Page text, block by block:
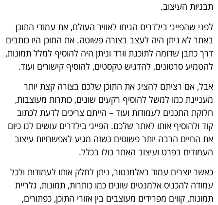
תבניות העיצוב.
לפני שהפייג׳ בילדרים הגיחו לאוויר העולם, את עמודי התוכן
באתר לא ניתן היה לעצב בצורה פשוטה. את התוכן היו כותבים
דרך כתבן שדומה לתוכנת וורד וניתן היה להוסיף למלל תמונות,
להטמיע סרטונים, להדגיש טקסטים, להוסיף קישורים ועוד.
אבל, אם רציתם להציג את התוכן שלכם בצורה קצת יותר
מעניינת כמו למשל להוסיף רקעים שונים, כותרות מעוצבות,
חלוקת התכנים לעמודות ועוד – הייתם צריכים לדעת לכתוב
קוד ולהוסיף אותו לאתר שלכם. הפייג׳ בילדרים עושים לנו כיום
את החיים הרבה יותר פשוטים כשזה מגיע לאפשרויות עיצוב
העמודים בפרט ועיצוב האתר כולו בכלל.
כאשר יוצרים עמוד באלמנטור, ניתן לחלק אותו לעמודות ולכל
עמודה להכניס אלמנטים שונים כמו כותרות, תמונות, גלריית
תמונות, קווים מפרידים מעוצבים בין אזורי התוכן, כפתורים,